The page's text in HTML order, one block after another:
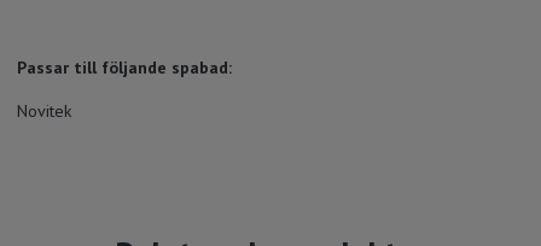
Passar till följande spabad:
Novitek